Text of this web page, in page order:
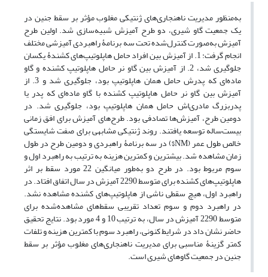
به‌منظور مدیریت ناهنجاری‌های ژنتیکی مغلوب مؤثر بر سقط جنین در
یک جمعیت گاو شیری، دو طرح آمیزش شبیه‌سازی شد. اولین طرح
آمیزش به‌صورت کنترل‌شده تحت سه برنامۀ راهبردی آمیزشی مختلف
انجام گرفت: 1. از آمیزش بین افراد حامل هاپلوتیپ‌های کشندۀ یکسان
جلوگیری شد، 2. از آمیزش بین گاو نر حامل هاپلوتیپ کشنده و گاو
ماده‌ای که پدرش حامل همان هاپلوتیپ بود، جلوگیری شد و 3. از
آمیزش بین گاو نر حامل هاپلوتیپ کشنده با گاو ماده‌ای که پدر یا
پدربزرگ مادری‌اش حامل همان هاپلوتیپ بود، جلوگیری شد. در
دومین طرح، آمیزش‌ها تصادفی بود. طرح‌های آمیزش برای افق زمانی
بیست‌ساله توسعه یافتند. روند ژنتیکی مشابهی برای صفت شایستگی
خالص طول عمر (NM$) در سه برنامۀ راهبردی و دومین طرح در طول
زمان مشاهده شد. بیشترین و کمترین هزینه به ترتیب به راهبرد اول و
سوم مربوط بود. در طرح دو به‌طور میانگین 22 مورد سقط بر اثر
هاپلوتیپ‌های کشنده برای متوسط 2290 آمیزش در سال اتفاق افتاد. در
راهبرد اول، هیچ سقطی ناشی از هاپلوتیپ‌های کشنده مشاهده نشد.
در راهبرد دوم و سوم تعداد تقریبی سقط‌های مشاهده‌شده برای
متوسط 2290 آمیزش در سال، به ترتیب 10 و 4 مورد بود. نتایج تحقیق
حاضر نشان داد در شرایط کنونی، راهبرد سوم با کمترین هزینه و تلفات
کمتر گزینۀ مناسبی برای مدیریت ناهنجاری‌های مغلوب مؤثر بر سقط
جنین در جمعیت گاوهای شیری است.